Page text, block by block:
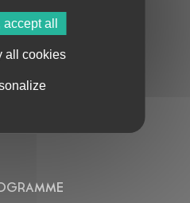
NEWSLETTER
all
all cookies